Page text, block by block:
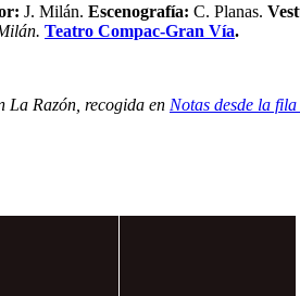
J. Milán. Escenografía: C. Planas.
. Teatro Compac-Gran Vía.
La Razón, recogida en Notas desde la